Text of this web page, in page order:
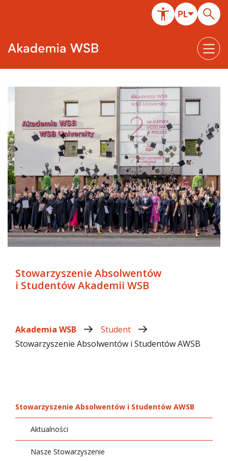
Stowarzyszenie Absolwentów
i Studentów Akademii WSB
Akademia WSB
Student
Stowarzyszenie Absolwentów i Studentów AWSB
Stowarzyszenie Absolwentów i Studentów AWSB
Aktualności
Nasze Stowarzyszenie